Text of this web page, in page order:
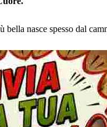
bella nasce spesso dal